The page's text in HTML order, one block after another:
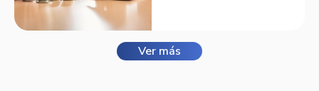
Ver más